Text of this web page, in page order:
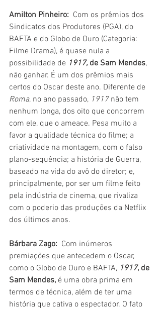
Amilton Pinheiro: Com os prêmios dos
Sindicatos dos Produtores (PGA), do
BAFTA e do Globo de Ouro (Categoria:
Filme Drama), é quase nula a
possibilidade de 1917, de Sam Mendes,
não ganhar. É um dos prêmios mais
certos do Oscar deste ano. Diferente de
Roma, no ano passado, 1917 não tem
nenhum longa, dos oito que concorrem
com ele, que o ameace. Pesa muito a
favor a qualidade técnica do filme; a
criatividade na montagem, com o falso
plano-sequência; a história de Guerra,
baseado na vida do avô do diretor; e,
principalmente, por ser um filme feito
pela indústria de cinema, que rivaliza
com o poderio das produções da Netflix
dos últimos anos.
Bárbara Zago:
  Com inúmeros
premiações que antecedem o Oscar,
como o Globo de Ouro e BAFTA, 1917, de
Sam Mendes, é uma obra prima em
termos de técnica, além de ter uma
história que cativa o espectador. O fato